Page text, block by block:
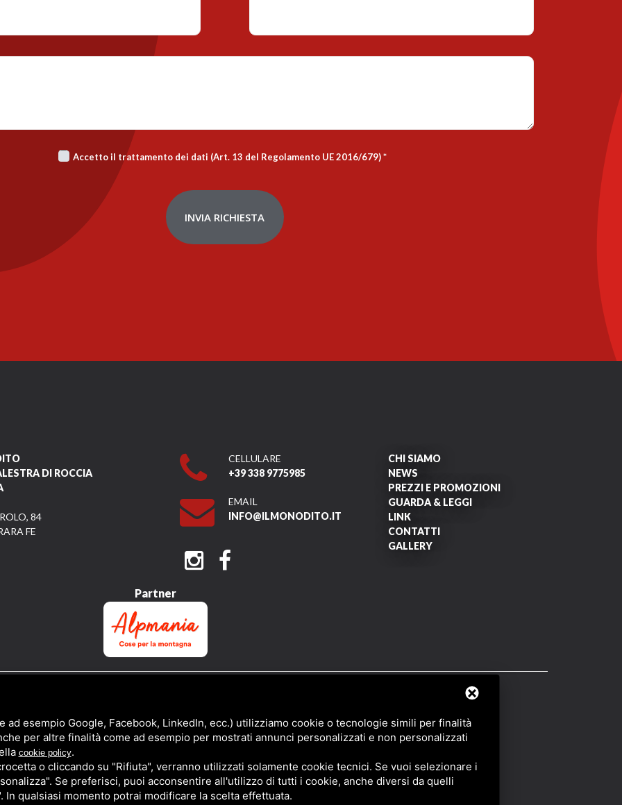
Accetto il trattamento dei dati (Art. 13 del Regolamento UE 2016/679)*
INVIA RICHIESTA
DI ROCCIA
84
FE
CELLULARE
+39 338 9775985
EMAIL
INFO@ILMONODITO.IT
CHI SIAMO
NEWS
PREZZI E PROMOZIONI
GUARDA & LEGGI
LINK
CONTATTI
GALLERY
Partner
ad esempio Google, Facebook, LinkedIn, ecc.) utilizziamo cookie o tecnologie simili per finalità
per altre finalità come ad esempio per mostrati annunci personalizzati e non personalizzati
cookie policy.
o cliccando su "Rifiuta", verranno utilizzati solamente cookie tecnici. Se vuoi selezionare i
Se preferisci, puoi acconsentire all'utilizzo di tutti i cookie, anche diversi da quelli
qualsiasi momento potrai modificare la scelta effettuata.